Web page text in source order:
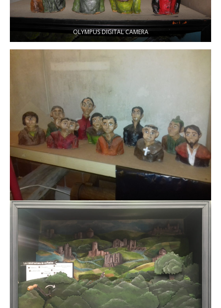
OLYMPUS DIGITAL CAMERA